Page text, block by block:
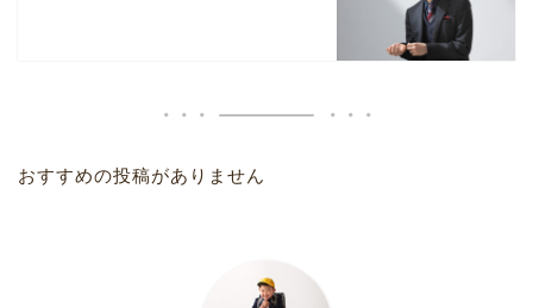
おすすめの投稿がありません